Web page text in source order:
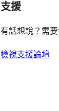
支援
有話想說？需要
檢視支援論壇